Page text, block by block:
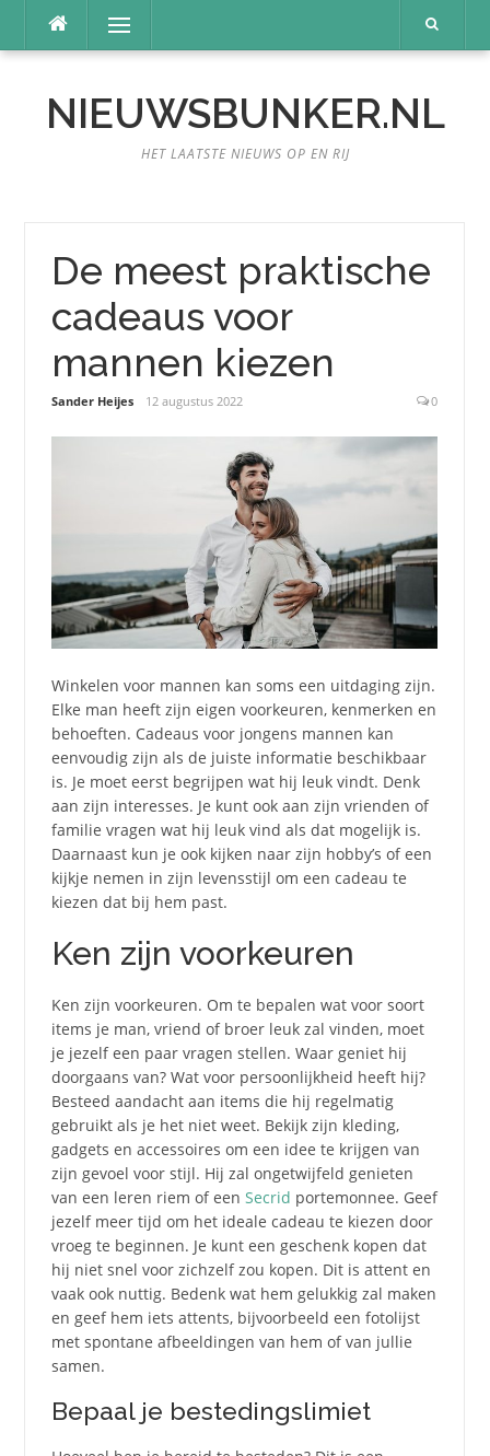
inhoud
Menu
NIEUWSBUNKER.NL
HET LAATSTE NIEUWS OP EN RIJ
De meest praktische
cadeaus voor
mannen kiezen
Sander Heijes 12 augustus 2022 0
Winkelen voor mannen kan soms een uitdaging zijn.
Elke man heeft zijn eigen voorkeuren, kenmerken en
behoeften. Cadeaus voor jongens mannen kan
eenvoudig zijn als de juiste informatie beschikbaar
is. Je moet eerst begrijpen wat hij leuk vindt. Denk
aan zijn interesses. Je kunt ook aan zijn vrienden of
familie vragen wat hij leuk vind als dat mogelijk is.
Daarnaast kun je ook kijken naar zijn hobby’s of een
kijkje nemen in zijn levensstijl om een cadeau te
kiezen dat bij hem past.
Ken zijn voorkeuren
Ken zijn voorkeuren. Om te bepalen wat voor soort
items je man, vriend of broer leuk zal vinden, moet
je jezelf een paar vragen stellen. Waar geniet hij
doorgaans van? Wat voor persoonlijkheid heeft hij?
Besteed aandacht aan items die hij regelmatig
gebruikt als je het niet weet. Bekijk zijn kleding,
gadgets en accessoires om een ​​idee te krijgen van
zijn gevoel voor stijl. Hij zal ongetwijfeld genieten
van een leren riem of een Secrid portemonnee. Geef
jezelf meer tijd om het ideale cadeau te kiezen door
vroeg te beginnen. Je kunt een geschenk kopen dat
hij niet snel voor zichzelf zou kopen. Dit is attent en
vaak ook nuttig. Bedenk wat hem gelukkig zal maken
en geef hem iets attents, bijvoorbeeld een fotolijst
met spontane afbeeldingen van hem of van jullie
samen.
Bepaal je bestedingslimiet